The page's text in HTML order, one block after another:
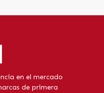
en el mercado
de primera